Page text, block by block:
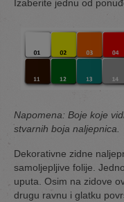
Izaberite jednu od
Napomena: Boje koje
stvarnih boja naljepnica.
Dekorativne zidne
samoljepljive folije.
uputa. Osim na zidove
drugu ravnu i glatku